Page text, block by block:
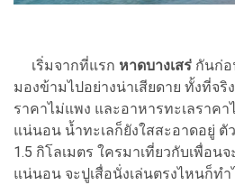
เริ่มจากที่แรก หาดบางเสร่ กันก่
มองข้ามไปอย่างน่าเสียดาย ทั้งที่จ
ราคาไม่แพง และอาหารทะเลราค
แน่นอน น้ำทะเลก็ยังใสสะอาดอยู่
1.5 กิโลเมตร ใครมาเที่ยวกับเพื่อน
แน่นอน จะปูเสื่อนั่งเล่นตรงไหนก็ทำ